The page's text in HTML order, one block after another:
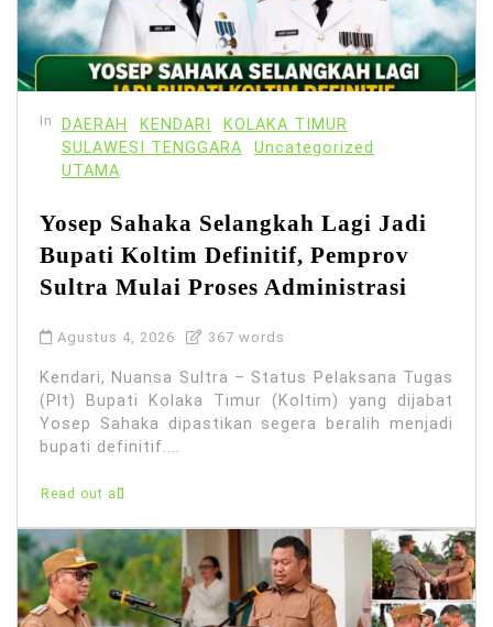
In DAERAH KENDARI
KOLAKA TIMUR
SULAWESI TENGGARA
Uncategorized
UTAMA
Yosep Sahaka Selangkah Lagi Jadi
Bupati Koltim Definitif, Pemprov
Sultra Mulai Proses Administrasi
Agustus 4, 2026 367 words
Kendari, Nuansa Sultra – Status Pelaksana Tugas
(Plt) Bupati Kolaka Timur (Koltim) yang dijabat
Yosep Sahaka dipastikan segera beralih menjadi
bupati definitif....
Read out all